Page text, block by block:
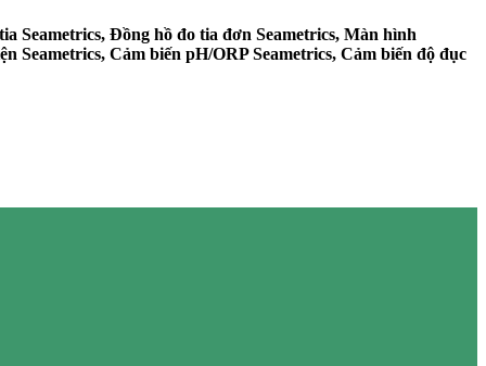
Seametrics, Đồng hồ đo tia đơn Seametrics, Màn hình
Seametrics, Cảm biến pH/ORP Seametrics, Cảm biến độ đục